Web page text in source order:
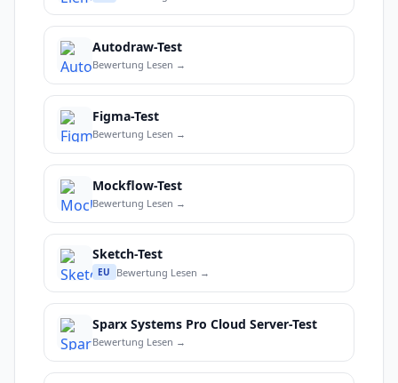
Autodraw-Test
Bewertung Lesen →
Figma-Test
Bewertung Lesen →
Mockflow-Test
Bewertung Lesen →
Sketch-Test
EU Bewertung Lesen →
Sparx Systems Pro Cloud Server-Test
Bewertung Lesen →